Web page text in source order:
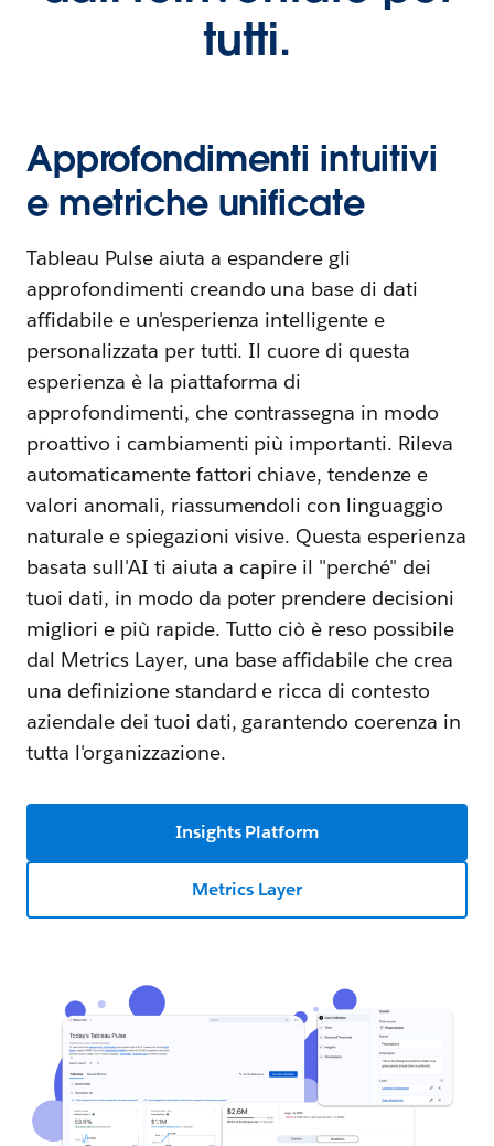
tutti.
Approfondimenti intuitivi
e metriche unificate
Tableau Pulse aiuta a espandere gli
approfondimenti creando una base di dati
affidabile e un'esperienza intelligente e
personalizzata per tutti. Il cuore di questa
esperienza è la piattaforma di
approfondimenti, che contrassegna in modo
proattivo i cambiamenti più importanti. Rileva
automaticamente fattori chiave, tendenze e
valori anomali, riassumendoli con linguaggio
naturale e spiegazioni visive. Questa esperienza
basata sull'AI ti aiuta a capire il "perché" dei
tuoi dati, in modo da poter prendere decisioni
migliori e più rapide. Tutto ciò è reso possibile
dal Metrics Layer, una base affidabile che crea
una definizione standard e ricca di contesto
aziendale dei tuoi dati, garantendo coerenza in
tutta l'organizzazione.
Insights Platform
Metrics Layer